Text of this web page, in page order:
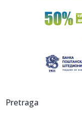
00:04:Vukotić ne
Na
23:59:U
posebno ga je ra...
Pretraga